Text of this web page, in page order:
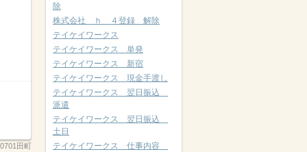
田町
除
株式会社 ｈ ４登録 解除
テイケイワークス
テイケイワークス 単発
テイケイワークス 新宿
テイケイワークス 現金手渡し
テイケイワークス 翌日振込
派遣
テイケイワークス 翌日振込
土日
テイケイワークス 仕事内容